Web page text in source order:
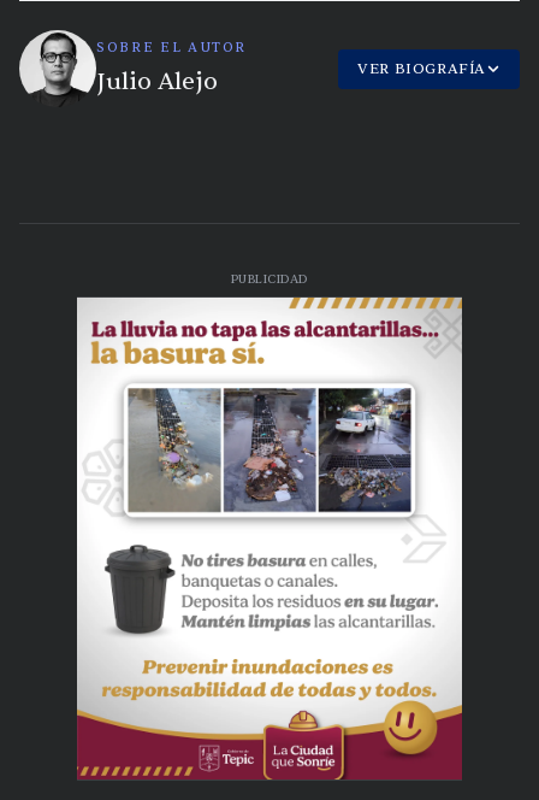
SOBRE EL AUTOR
Julio Alejo VER BIOGRAFÍA
PUBLICIDAD